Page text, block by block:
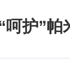
呵护”帕